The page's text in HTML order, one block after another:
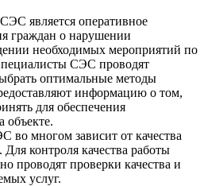
является оперативное
граждан о нарушении
необходимых мероприятий по
СЭС проводят
оптимальные методы
информацию о том,
для обеспечения
объекте.
во многом зависит от качества
контроля качества работы
проводят проверки качества и
услуг.